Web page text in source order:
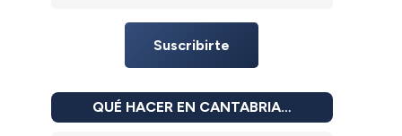
Suscribirte
QUÉ HACER EN CANTABRIA…